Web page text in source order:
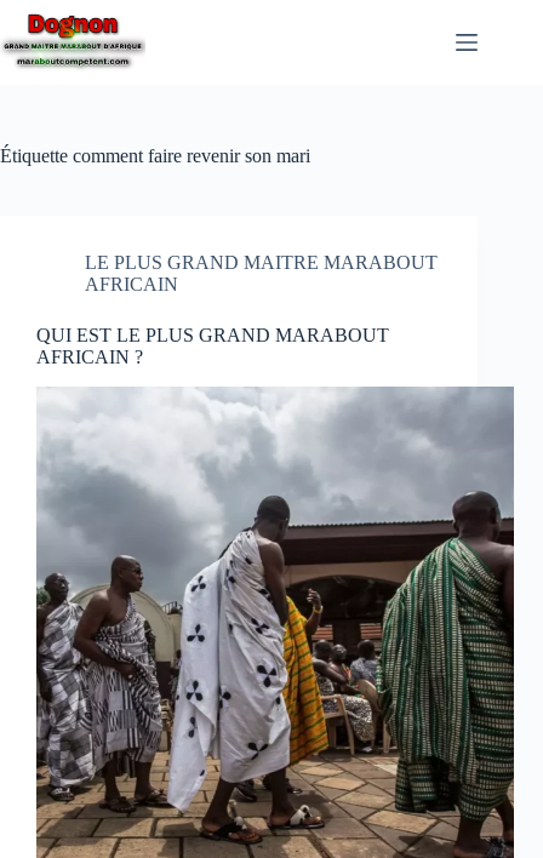
Étiquette comment faire revenir son mari
LE PLUS GRAND MAITRE MARABOUT
AFRICAIN
QUI EST LE PLUS GRAND MARABOUT
AFRICAIN ?